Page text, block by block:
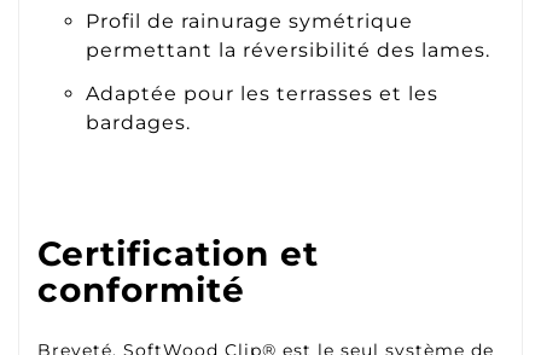
Profil de rainurage symétrique
permettant la réversibilité des lames.
Adaptée pour les terrasses et les
bardages.
Certification et
conformité
Breveté, SoftWood Clip® est le seul système de